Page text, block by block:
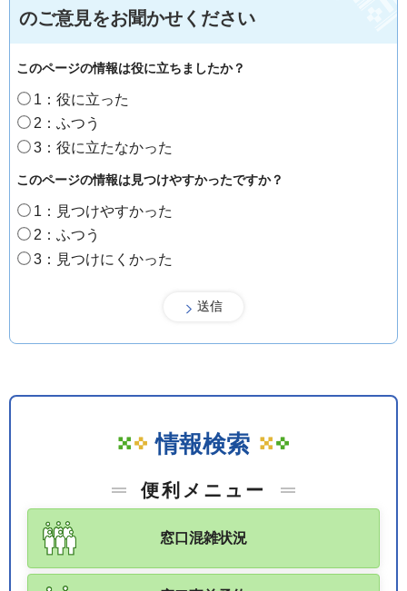
のご意見をお聞かせください
このページの情報は役に立ちましたか？
1：役に立った
2：ふつう
3：役に立たなかった
このページの情報は見つけやすかったですか？
1：見つけやすかった
2：ふつう
3：見つけにくかった
情報検索
便利メニュー
窓口混雑状況